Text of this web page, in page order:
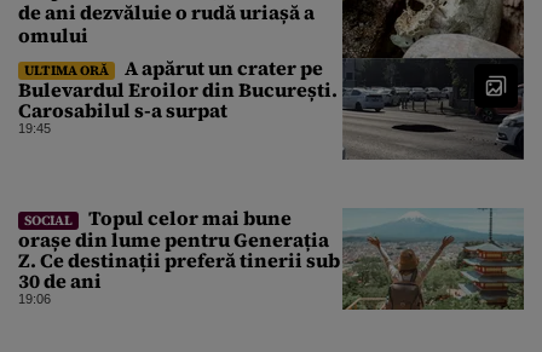
de ani dezvăluie o rudă uriașă a
omului
ULTIMA ORĂ
A apărut un crater pe
Bulevardul Eroilor din București.
Carosabilul s-a surpat
19:45
SOCIAL
Topul celor mai bune
orașe din lume pentru Generația
Z. Ce destinații preferă tinerii sub
30 de ani
19:06